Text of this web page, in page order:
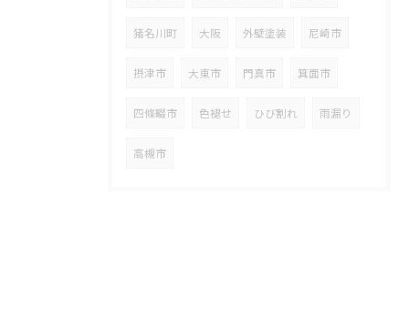
猪名川町 大阪 外壁塗装 尼崎市
摂津市 大東市 門真市 箕面市
四條畷市 色褪せ ひび割れ 雨漏り
高槻市